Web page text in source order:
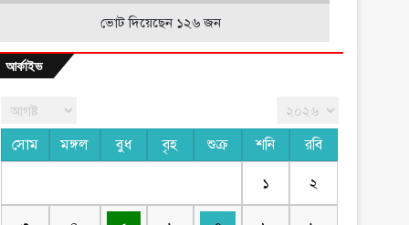
ভোট দিয়েছেন ১২৬ জন
আর্কাইভ
সোম মঙ্গল বুধ বৃহ শুক্র শনি রবি
১ ২